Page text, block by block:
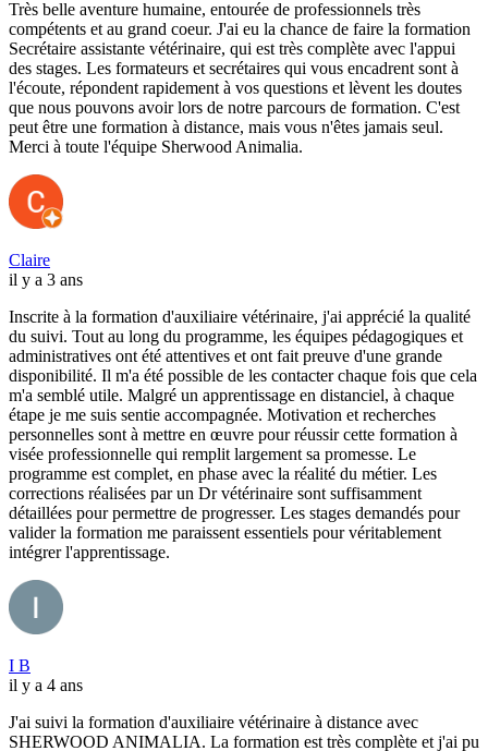
Très belle aventure humaine, entourée de professionnels très
compétents et au grand coeur. J'ai eu la chance de faire la formation
Secrétaire assistante vétérinaire, qui est très complète avec l'appui
des stages. Les formateurs et secrétaires qui vous encadrent sont à
l'écoute, répondent rapidement à vos questions et lèvent les doutes
que nous pouvons avoir lors de notre parcours de formation. C'est
peut être une formation à distance, mais vous n'êtes jamais seul.
Merci à toute l'équipe Sherwood Animalia.
Claire
il y a 3 ans
Inscrite à la formation d'auxiliaire vétérinaire, j'ai apprécié la qualité
du suivi. Tout au long du programme, les équipes pédagogiques et
administratives ont été attentives et ont fait preuve d'une grande
disponibilité. Il m'a été possible de les contacter chaque fois que cela
m'a semblé utile. Malgré un apprentissage en distanciel, à chaque
étape je me suis sentie accompagnée. Motivation et recherches
personnelles sont à mettre en œuvre pour réussir cette formation à
visée professionnelle qui remplit largement sa promesse. Le
programme est complet, en phase avec la réalité du métier. Les
corrections réalisées par un Dr vétérinaire sont suffisamment
détaillées pour permettre de progresser. Les stages demandés pour
valider la formation me paraissent essentiels pour véritablement
intégrer l'apprentissage.
I B
il y a 4 ans
J'ai suivi la formation d'auxiliaire vétérinaire à distance avec
SHERWOOD ANIMALIA. La formation est très complète et j'ai pu